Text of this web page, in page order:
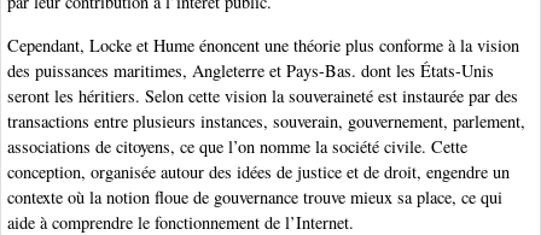
Cependant, Locke et Hume énoncent une théorie plus conforme à la vision
des puissances maritimes, Angleterre et Pays-Bas. dont les États-Unis
seront les héritiers. Selon cette vision la souveraineté est instaurée par des
transactions entre plusieurs instances, souverain, gouvernement, parlement,
associations de citoyens, ce que l’on nomme la société civile. Cette
conception, organisée autour des idées de justice et de droit, engendre un
contexte où la notion floue de gouvernance trouve mieux sa place, ce qui
aide à comprendre le fonctionnement de l’Internet.